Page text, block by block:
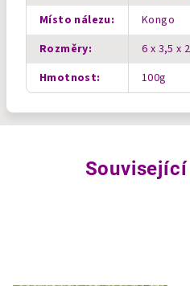
Místo nálezu:
Kongo
Rozměry:
6 x 3,5 x
Hmotnost: 100g